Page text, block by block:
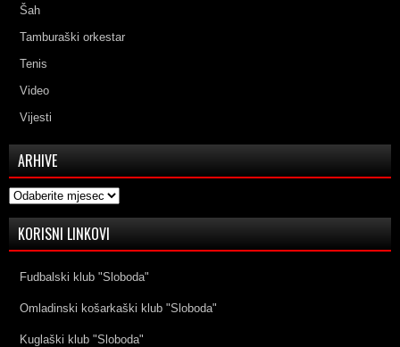
Šah
Tamburaški orkestar
Tenis
Video
Vijesti
ARHIVE
Arhive
KORISNI LINKOVI
Fudbalski klub "Sloboda"
Omladinski košarkaški klub "Sloboda"
Kuglaški klub "Sloboda"